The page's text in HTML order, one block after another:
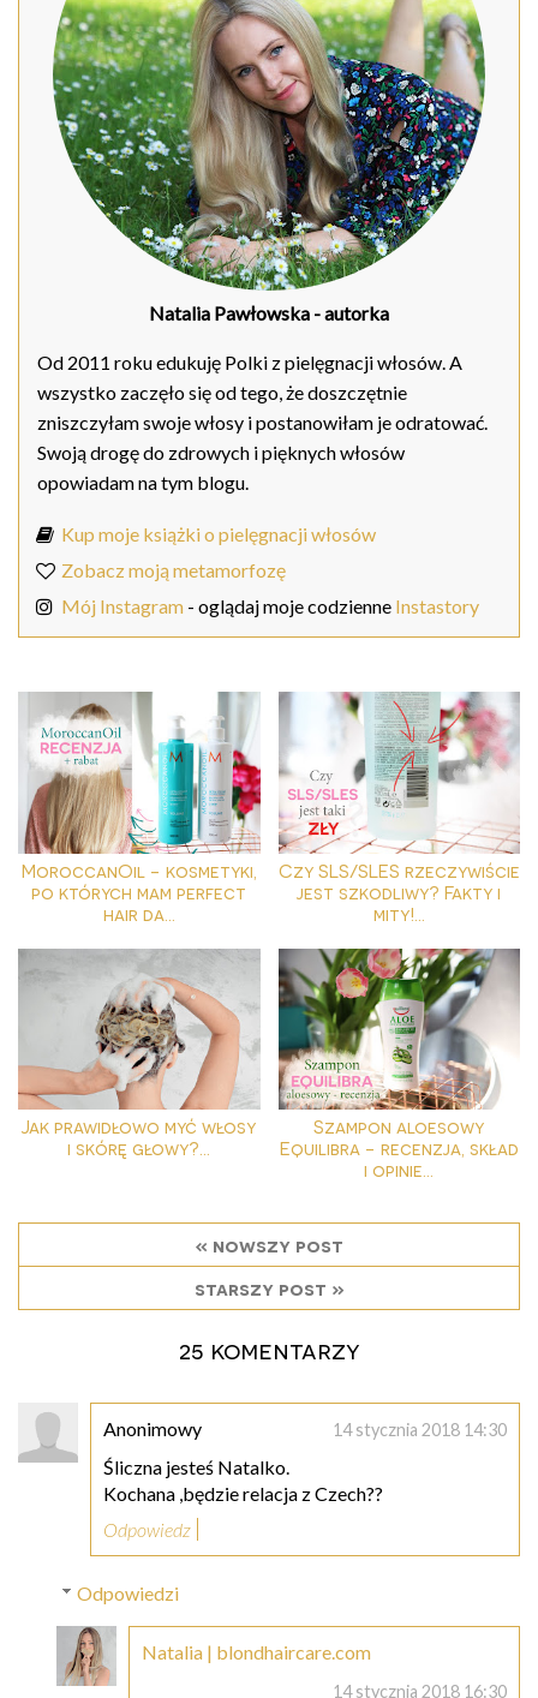
Natalia Pawłowska - autorka
Od 2011 roku edukuję Polki z pielęgnacji włosów. A
wszystko zaczęło się od tego, że doszczętnie
zniszczyłam swoje włosy i postanowiłam je odratować.
Swoją drogę do zdrowych i pięknych włosów
opowiadam na tym blogu.
Kup moje książki o pielęgnacji włosów
Zobacz moją metamorfozę
Mój Instagram - oglądaj moje codzienne Instastory
MoroccanOil - kosmetyki,
po których mam perfect
hair da...
Czy SLS/SLES rzeczywiście
jest szkodliwy? Fakty i
mity!...
Jak prawidłowo myć włosy
i skórę głowy?...
Szampon aloesowy
Equilibra - recenzja, skład
i opinie...
« nowszy post
starszy post »
25 komentarzy
Anonimowy 14 stycznia 2018 14:30
Śliczna jesteś Natalko.
Kochana ,będzie relacja z Czech??
Odpowiedz
Odpowiedzi
Natalia | blondhaircare.com
14 stycznia 2018 16:30